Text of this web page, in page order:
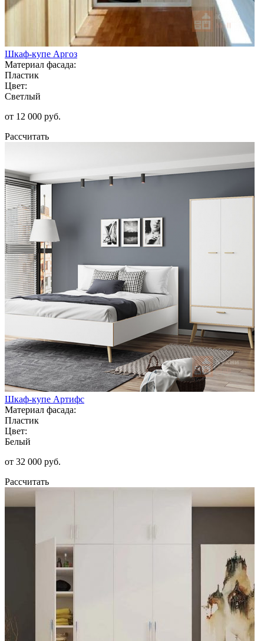
Шкаф-купе Аргоз
Материал фасада:
Пластик
Цвет:
Светлый
от 12 000 руб.
Рассчитать
Шкаф-купе Артифс
Материал фасада:
Пластик
Цвет:
Белый
от 32 000 руб.
Рассчитать